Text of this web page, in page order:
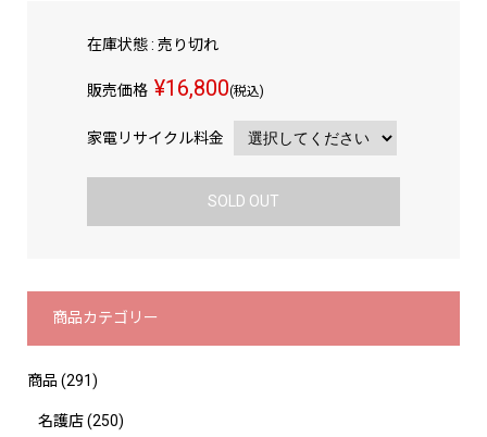
在庫状態 : 売り切れ
販売価格 ¥16,800(税込)
家電リサイクル料金
SOLD OUT
商品カテゴリー
商品 (291)
名護店(250)